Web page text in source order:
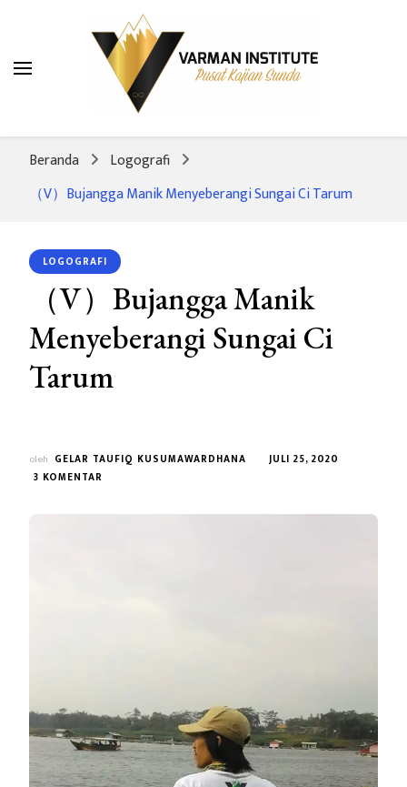
Varman Institute
Pusat Kajian Sunda
Beranda
Logografi
（V）Bujangga Manik Menyeberangi Sungai Ci Tarum
LOGOGRAFI
（V）Bujangga Manik
Menyeberangi Sungai Ci
Tarum
oleh GELAR TAUFIQ KUSUMAWARDHANA
JULI 25, 2020
3 KOMENTAR
BUJANGGA